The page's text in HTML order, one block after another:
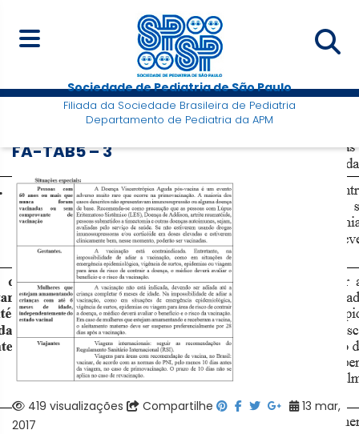
Sociedade de Pediatria de São Paulo
Filiada da Sociedade Brasileira de Pediatria
Departamento de Pediatria da APM
FA-TAB5 – 3
419 visualizações Compartilhe
13 mar,
2017